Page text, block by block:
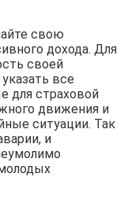
свою
дохода. Для
своей
все
для страховой
движения и
ситуации. Так
и